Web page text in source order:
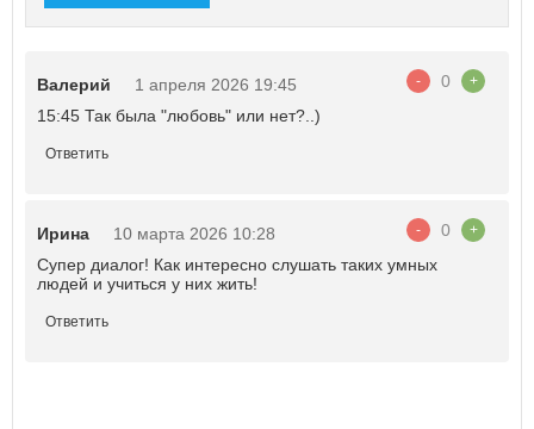
Валерий 1 апреля 2026 19:45 - 0 +
15:45 Так была "любовь" или нет?..)
Ответить
Ирина 10 марта 2026 10:28 - 0 +
Супер диалог! Как интересно слушать таких умных
людей и учиться у них жить!
Ответить